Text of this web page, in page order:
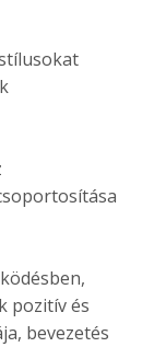
pozitív és
bevezetés